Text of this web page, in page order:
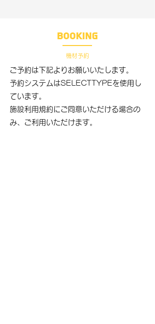
​BOOKING
​機材予約
ご予約は下記よりお願いいたします。
​予約システムはSELECTTYPEを使用し
ています。​
​​施設利用規約にご同意いただける場合の
み、ご利用いただけます。